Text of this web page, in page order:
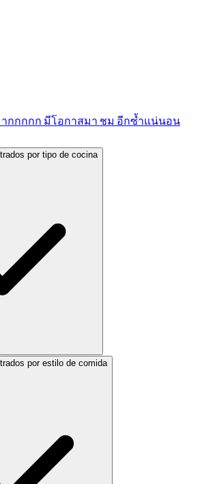
ากกกกก มีโอกาสมา ชม อีกซ้ำแน่นอน
por tipo de cocina
por estilo de comida